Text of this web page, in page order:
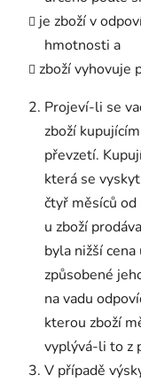
je zboží v
hmotnosti a
zboží vyhovuje
Projeví-li se
zboží
převzetí.
která se
čtyř měsíců
u zboží
byla nižší
způsobené
na vadu
kterou zboží
vyplývá-li to z
V případě